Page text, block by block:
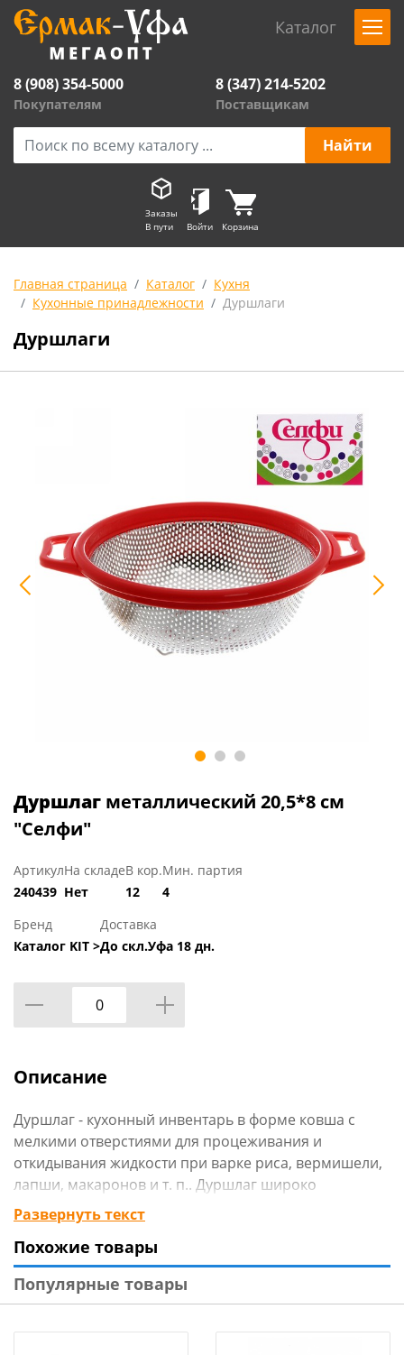
Каталог
8 (908) 354-5000
Покупателям
8 (347) 214-5202
Поставщикам
Заказы
В пути
Войти Корзина
Главная страница Каталог
Кухня
Кухонные принадлежности
Дуршлаги
Дуршлаги
Дуршлаг металлический 20,5*8 см
"Селфи"
Артикул
240439
На складе
Нет
В кор.
12
Мин. партия
4
Бренд
Каталог KIT >
Доставка
До скл.Уфа 18 дн.
Описание
Дуршлаг - кухонный инвентарь в форме ковша с
мелкими отверстиями для процеживания и
откидывания жидкости при варке риса, вермишели,
лапши, макаронов и т. п.. Дуршлаг широко
используется на кухне при приготовлении блюд.
Также дуршлаг используется для мытья и
промывания ягод, грибов, мелких фруктов и
овощей, а также отцеживания творожной
сыворотки.
Развернуть текст
Похожие товары
Популярные товары